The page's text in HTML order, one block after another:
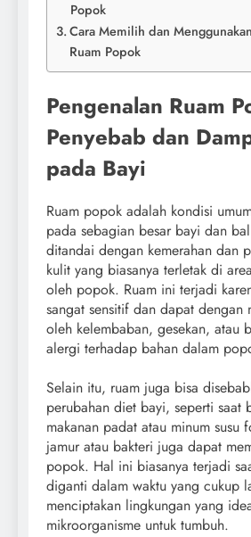
Popok
Cara Memilih dan
Ruam Popok
Pengenalan Ruam
Penyebab dan
pada Bayi
Ruam popok adalah kondisi
pada sebagian besar bayi dan
ditandai dengan kemerahan dan
kulit yang biasanya terletak di
oleh popok. Ruam ini terjadi
sangat sensitif dan dapat dengan
oleh kelembaban, gesekan, atau
alergi terhadap bahan dalam
Selain itu, ruam juga bisa
perubahan diet bayi, seperti saat
makanan padat atau minum susu
jamur atau bakteri juga dapat
popok. Hal ini biasanya terjadi
diganti dalam waktu yang cukup
menciptakan lingkungan yang
mikroorganisme untuk tumbuh.